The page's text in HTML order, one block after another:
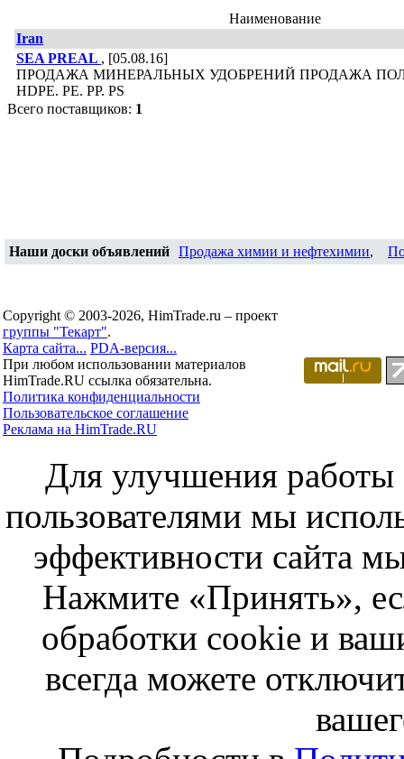
Наименование
Iran
SEA PREAL , [05.08.16]
ПРОДАЖА МИНЕРАЛЬНЫХ УДОБРЕНИЙ ПРОДАЖА
HDPE. PE. PP. PS
Всего поставщиков: 1
Наши доски объявлений Продажа химии и нефтехимии,
Copyright © 2003-2026, HimTrade.ru – проект
группы "Текарт".
Карта сайта... PDA-версия...
При любом использовании материалов
HimTrade.RU ссылка обязательна.
Политика конфиденциальности
Пользовательское соглашение
Реклама на HimTrade.RU
Для улучшения работы
пользователями мы
эффективности сайта
Нажмите «Принять»,
обработки cookie и
всегда можете